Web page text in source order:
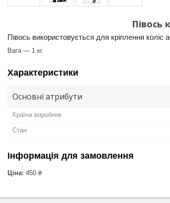
Півось
Півось використовується для кріплення коліс
Вага — 1 кг.
Характеристики
Основні атрибути
Країна виробник
Стан
Інформація для замовлення
Ціна: 450 ₴